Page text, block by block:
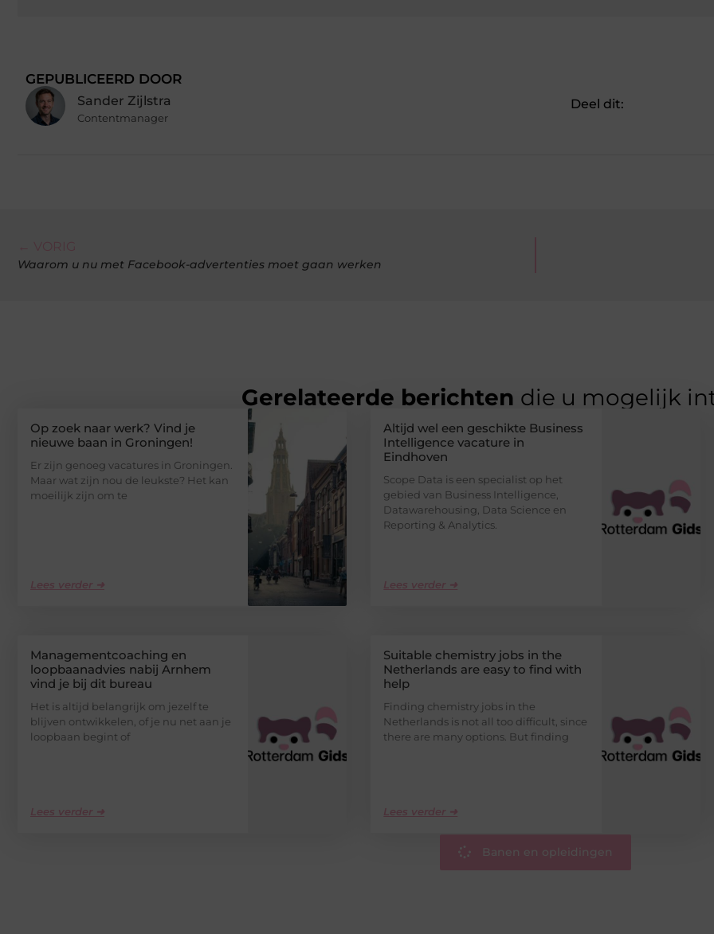
GEPUBLICEERD DOOR
Sander Zijlstra
Contentmanager
Deel dit:
← VORIG
Waarom u nu met Facebook-advertenties moet gaan werken
Gerelateerde berichten die u mogelijk
Op zoek naar werk? Vind je
nieuwe baan in Groningen!
Er zijn genoeg vacatures in Groningen.
Maar wat zijn nou de leukste? Het kan
moeilijk zijn om te
Lees verder ➜
Altijd wel een geschikte Business
Intelligence vacature in
Eindhoven
Scope Data is een specialist op het
gebied van Business Intelligence,
Datawarehousing, Data Science en
Reporting & Analytics.
Lees verder ➜
Managementcoaching en
loopbaanadvies nabij Arnhem
vind je bij dit bureau
Het is altijd belangrijk om jezelf te
blijven ontwikkelen, of je nu net aan je
loopbaan begint of
Lees verder ➜
Suitable chemistry jobs in the
Netherlands are easy to find with
help
Finding chemistry jobs in the
Netherlands is not all too difficult, since
there are many options. But finding
Lees verder ➜
Banen en opleidingen